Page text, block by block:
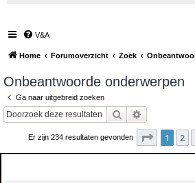
V&A
Home Forumoverzicht Zoek
Onbeantwoorde onderwerpen
Ga naar uitgebreid zoeken
Zoek
Er zijn 234 resultaten gevonden Pagina
1 2